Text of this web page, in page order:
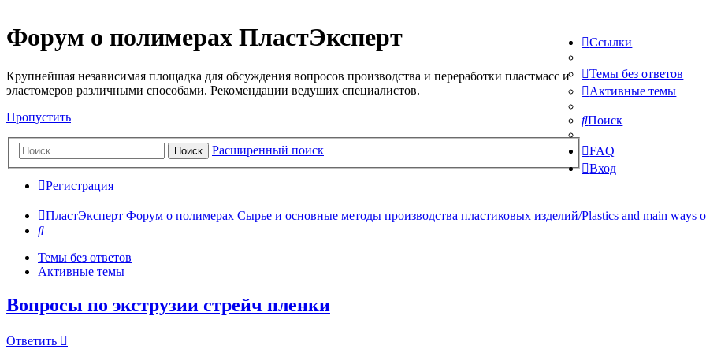
Форум о полимерах ПластЭксперт
Крупнейшая независимая площадка для обсуждения вопросов производства и переработки пластмасс и
эластомеров различными способами. Рекомендации ведущих специалистов.
Пропустить
Поиск Расширенный поиск
Ссылки
Темы без ответов
Активные темы
Поиск
FAQ
Вход
Регистрация
ПластЭксперт Форум о полимерах Сырье и основные методы производства пластиковых изделий/Plastics and main ways
Поиск
Темы без ответов
Активные темы
Вопросы по экструзии стрейч пленки
Ответить